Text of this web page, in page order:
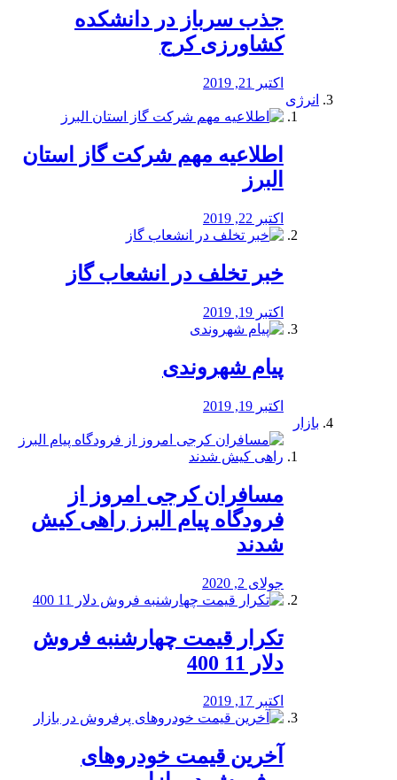
جذب سرباز در دانشکده
کشاورزی کرج
اکتبر 21, 2019
انرژی
️اطلاعیه مهم شرکت گاز استان
البرز
اکتبر 22, 2019
خبر تخلف در انشعاب گاز
اکتبر 19, 2019
پیام شهروندی
اکتبر 19, 2019
بازار
مسافران کرجی امروز از
فرودگاه پیام البرز راهی کیش
شدند
جولای 2, 2020
تکرار قیمت چهارشنبه فروش
دلار 11 400
اکتبر 17, 2019
آخرین قیمت خودرو‌های